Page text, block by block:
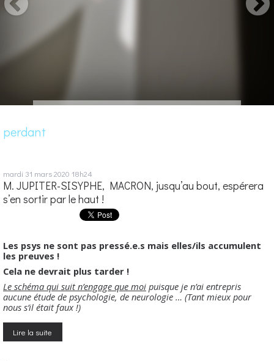
perdant
mardi 31 mars 2020 18h24
M. JUPITER-SISYPHE, MACRON, jusqu’au bout, espérera
s’en sortir par le haut !
Les psys ne sont pas pressé.e.s mais elles/ils accumulent
les preuves !
Cela ne devrait plus tarder !
Le schéma qui suit n’engage que moi puisque je n’ai entrepris
aucune étude de psychologie, de neurologie … (Tant mieux pour
nous s’il était faux !)
Lire la suite